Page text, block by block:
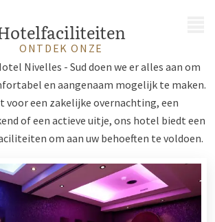
ONTDEK ONZE
Nivelles - Sud doen we er alles aan om
en aangenaam mogelijk te maken.
voor een zakelijke overnachting, een
of een actieve uitje, ons hotel biedt een
om aan uw behoeften te voldoen.